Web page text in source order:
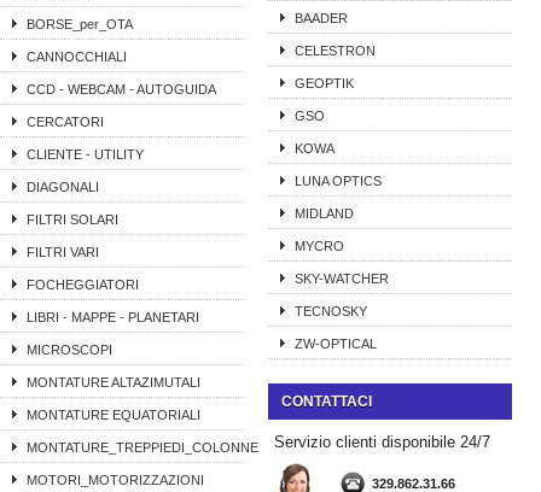
BORSE_per_OTA
CANNOCCHIALI
CCD - WEBCAM - AUTOGUIDA
CERCATORI
CLIENTE - UTILITY
DIAGONALI
FILTRI SOLARI
FILTRI VARI
FOCHEGGIATORI
LIBRI - MAPPE - PLANETARI
MICROSCOPI
MONTATURE ALTAZIMUTALI
MONTATURE EQUATORIALI
MONTATURE_TREPPIEDI_COLONNE
MOTORI_MOTORIZZAZIONI
BAADER
CELESTRON
GEOPTIK
GSO
KOWA
LUNA OPTICS
MIDLAND
MYCRO
SKY-WATCHER
TECNOSKY
ZW-OPTICAL
CONTATTACI
Servizio clienti disponibile 24/7
329.862.31.66